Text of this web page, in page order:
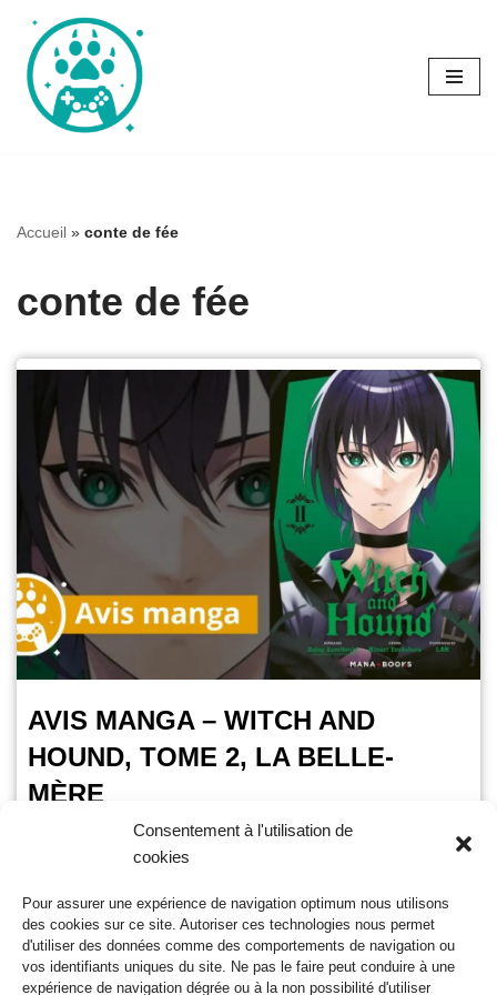
Consentement à l'utilisation de
cookies
Pour assurer une expérience de navigation optimum nous utilisons
des cookies sur ce site. Autoriser ces technologies nous permet
d'utiliser des données comme des comportements de navigation ou
vos identifiants uniques du site. Ne pas le faire peut conduire à une
expérience de navigation dégrée ou à la non possibilité d'utiliser
Aller
au
contenu
Accueil » conte de fée
conte de fée
AVIS MANGA – WITCH AND
HOUND, TOME 2, LA BELLE-
MÈRE
OursGamer 6 mai 2025
La suite de Witch and Hound, la nouvelle saga EPIC de
Mana Books, sort ce mercredi 7 mai 2025. L’occasion de
retrouver Rollo, le chien…Lire la suite »